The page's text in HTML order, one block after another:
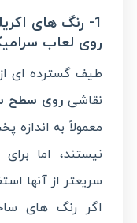
1- رنگ های
روی لعاب
طیف گسترده ای از
نقاشیروی سطح
معمولاً به اندازه
نیستند، اما
سریعتر از آنها
اگر رنگ های